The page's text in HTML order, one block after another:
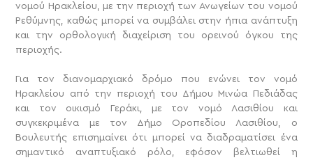
νομού Ηρακλείου, με την περιοχή των Ανωγείων του νομού
Ρεθύμνης, καθώς μπορεί να συμβάλει στην ήπια ανάπτυξη
και την ορθολογική διαχείριση του ορεινού όγκου της
περιοχής.
Για τον διανομαρχιακό δρόμο που ενώνει τον νομό
Ηρακλείου από την περιοχή του Δήμου Μινώα Πεδιάδας
και τον οικισμό Γεράκι, με τον νομό Λασιθίου και
συγκεκριμένα με τον Δήμο Οροπεδίου Λασιθίου, ο
Βουλευτής επισημαίνει ότι μπορεί να διαδραματίσει ένα
σημαντικό αναπτυξιακό ρόλο, εφόσον βελτιωθεί η